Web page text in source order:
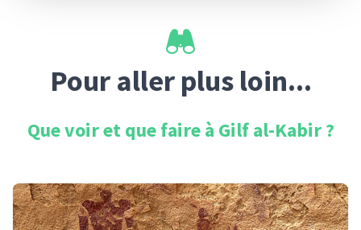
Pour aller plus loin...
Que voir et que faire à Gilf al-Kabir?